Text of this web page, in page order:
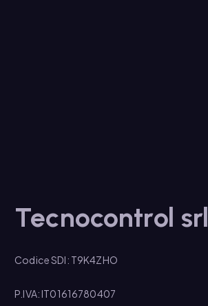
Tecnocontrol srl
Codice SDI: T9K4ZHO
P.IVA: IT01616780407